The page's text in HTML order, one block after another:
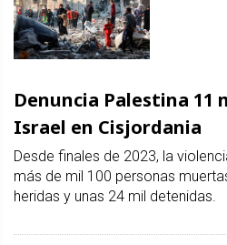
Denuncia Palestina 11
Israel en Cisjordania
Desde finales de 2023, la
más de mil 100 personas
heridas y unas 24 mil detenidas.